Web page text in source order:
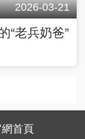
2026-03-21
“老兵奶爸”
首頁